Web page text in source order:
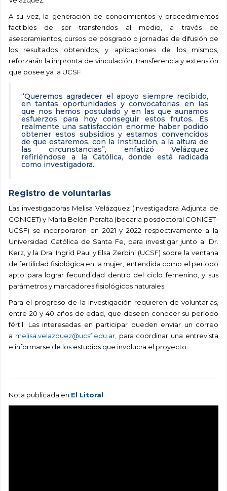
A su vez, la generación de conocimientos y procedimientos
factibles de ser transferidos al medio, a través de
asesoramientos, cursos de posgrado o jornadas de difusión de
los resultados obtenidos, y aplicaciones de los mismos,
reforzarán la impronta de vinculación, transferencia y extensión
que posee ya la UCSF.
“Queremos agradecer el apoyo siempre recibido,
en tantas oportunidades y convocatorias en las
que nos hemos postulado y en las que aunamos
esfuerzos para hoy conseguir estos frutos. Es
realmente una satisfacción enorme haber podido
obtener estos subsidios y estamos convencidos
de que estaremos, con la institución, a la altura de
las circunstancias”, enfatizó Velázquez
refiriéndose a la Católica, donde está radicada
como investigadora.
Registro de voluntarias
Las investigadoras Melisa Velázquez (Investigadora Adjunta de
CONICET) y María Belén Peralta (becaria posdoctoral CONICET-
UCSF) se incorporaron en 2021 y 2022 respectivamente a la
Universidad Católica de Santa Fe, para investigar junto al Dr.
Kerz, y la Dra. Ingrid Paul y Elsa Zerbini (UCSF) sobre la ventana
de fertilidad fisiológica en la mujer, entendida como el periodo
apto para lograr fecundidad dentro del ciclo femenino, y sus
parámetros y marcadores fisiológicos naturales.
Para el progreso de la investigación requieren de voluntarias,
entre 20 y 40 años de edad, que deseen conocer su período
fértil. Las interesadas en participar pueden enviar un correo
a melisa.velazquez@ucsf.edu.ar, para coordinar una entrevista
e informarse de los estudios que involucra el proyecto.
Nota publicada en El Litoral